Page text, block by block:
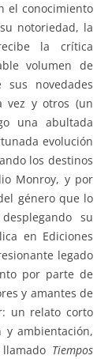
el conocimiento
notoriedad, la
la crítica
volumen de
novedades
vez y otros (un
una abultada
evolución
los destinos
Monroy, y por
género que lo
su
en Ediciones
legado
por parte de
y amantes de
un relato corto
y ambientación,
Tiempos